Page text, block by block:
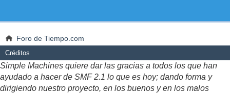
Foro de Tiempo.com
Créditos
Simple Machines quiere dar las gracias a todos los que han
ayudado a hacer de SMF 2.1 lo que es hoy; dando forma y
dirigiendo nuestro proyecto, en los buenos y en los malos